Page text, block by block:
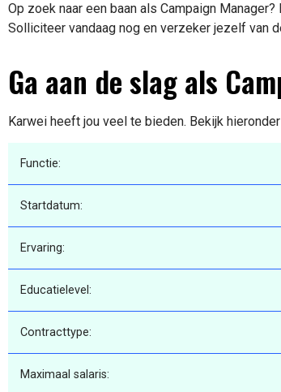
Op zoek naar een baan als Campaign
Solliciteer vandaag nog en verzeker jezelf van
Ga aan de slag als
Karwei heeft jou veel te bieden. Bekijk
Functie:
Startdatum:
Ervaring:
Educatielevel:
Contracttype:
Maximaal salaris: